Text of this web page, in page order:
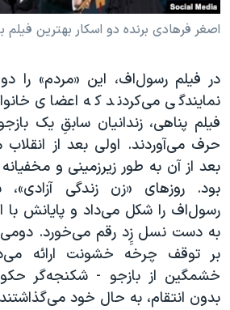
اصغر فرهادی برنده دو اسکار بهترین فیلم
در فیلم رسول‌اف، این «مردم» را
نمایندگی می‌کردند که اعضای
فیلم پناهی، زندانیان سابقِ یک
حرف می‌آوردند. اولی بعد از
بعد از آن به طور زیرزمینی و
بود. روزهای «زن زندگی آزادی»،
رسول‌اف را شکل می‌داد و پایانش
به دست نسل ز‌ِِد رقم می‌خورد. دومی،
بر توقف چرخه خشونت ارائه
خشمگین از بازجو - شکنجه‌گر
بدون انتقام، به حال خود